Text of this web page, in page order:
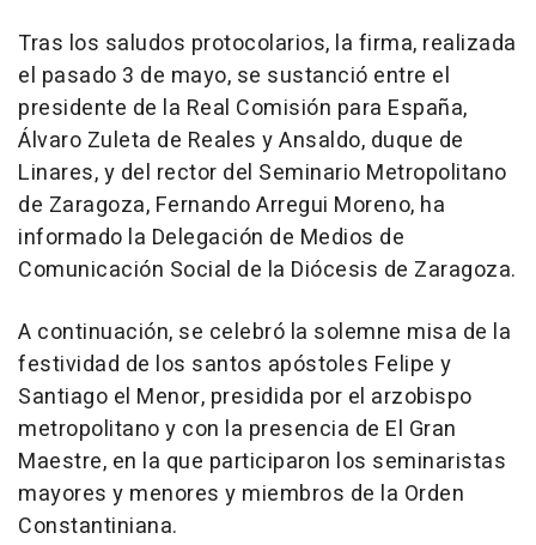
Tras los saludos protocolarios, la firma, realizada
el pasado 3 de mayo, se sustanció entre el
presidente de la Real Comisión para España,
Álvaro Zuleta de Reales y Ansaldo, duque de
Linares, y del rector del Seminario Metropolitano
de Zaragoza, Fernando Arregui Moreno, ha
informado la Delegación de Medios de
Comunicación Social de la Diócesis de Zaragoza.
A continuación, se celebró la solemne misa de la
festividad de los santos apóstoles Felipe y
Santiago el Menor, presidida por el arzobispo
metropolitano y con la presencia de El Gran
Maestre, en la que participaron los seminaristas
mayores y menores y miembros de la Orden
Constantiniana.